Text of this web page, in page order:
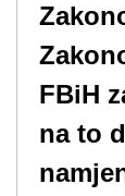
FBiH
na to